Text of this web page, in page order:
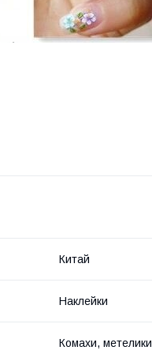
Китай
Наклейки
Комахи, метелики